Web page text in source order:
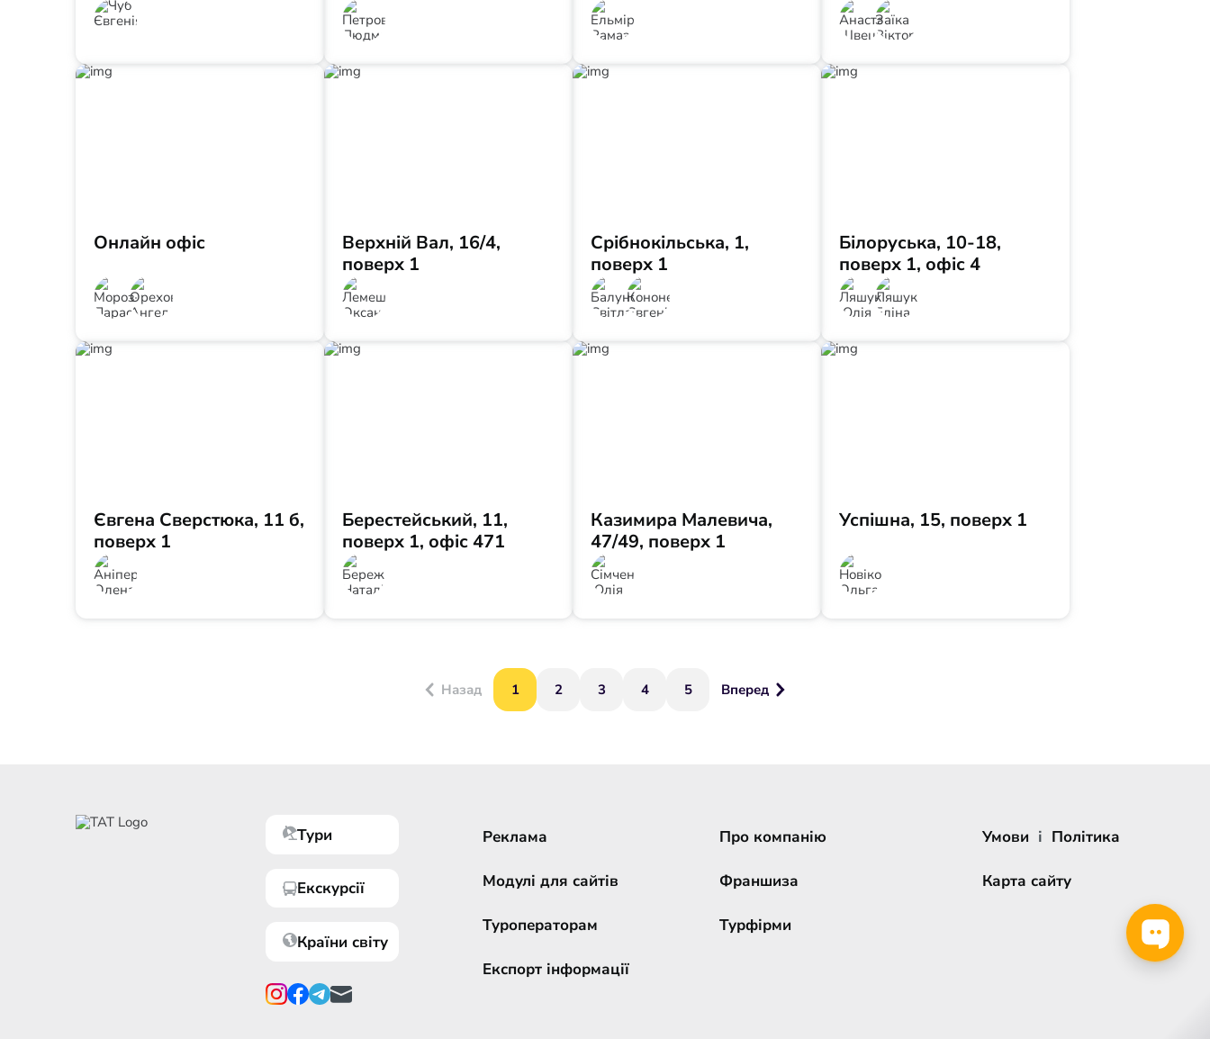
Онлайн офіс
Верхній Вал, 16/4,
поверх 1
Срібнокільська, 1,
поверх 1
Білоруська, 10-18,
поверх 1, офіс 4
Євгена Сверстюка, 11 б,
поверх 1
Берестейський, 11,
поверх 1, офіс 471
Казимира Малевича,
47/49, поверх 1
Успішна, 15, поверх 1
Назад 1 2 3 4 5 Вперед
Тури
Екскурсії
Країни світу
Реклама
Модулі для сайтів
Туроператорам
Експорт інформації
Про компанію
Франшиза
Турфірми
Умови і Політика
Карта сайту